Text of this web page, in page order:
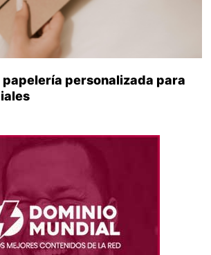
papelería personalizada para